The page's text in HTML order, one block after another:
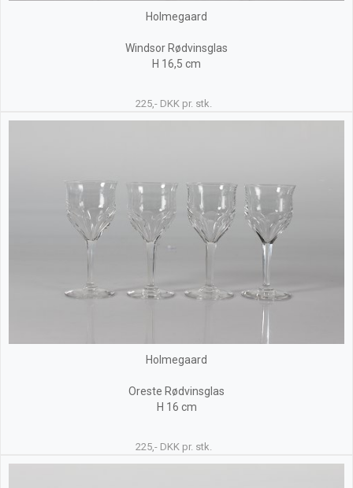
Holmegaard
Windsor Rødvinsglas
H 16,5 cm
225,- DKK pr. stk.
Holmegaard
Oreste Rødvinsglas
H 16 cm
225,- DKK pr. stk.